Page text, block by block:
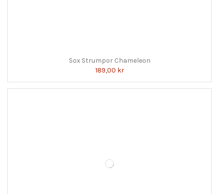
Sox Strumpor Chameleon
189,00 kr